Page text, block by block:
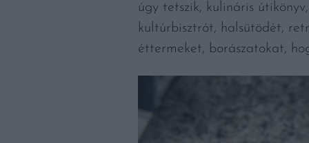
úgy tetszik, kulináris
kultúrbisztrót, halsütödét,
éttermeket, borászatokat,